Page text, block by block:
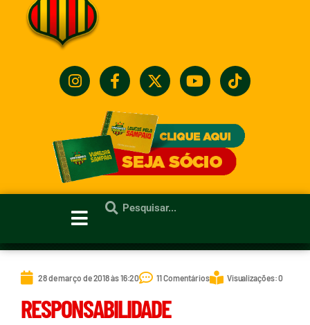
28 de março de 2018 às 16:20 11 Comentários Visualizações: 0
RESPONSABILIDADE